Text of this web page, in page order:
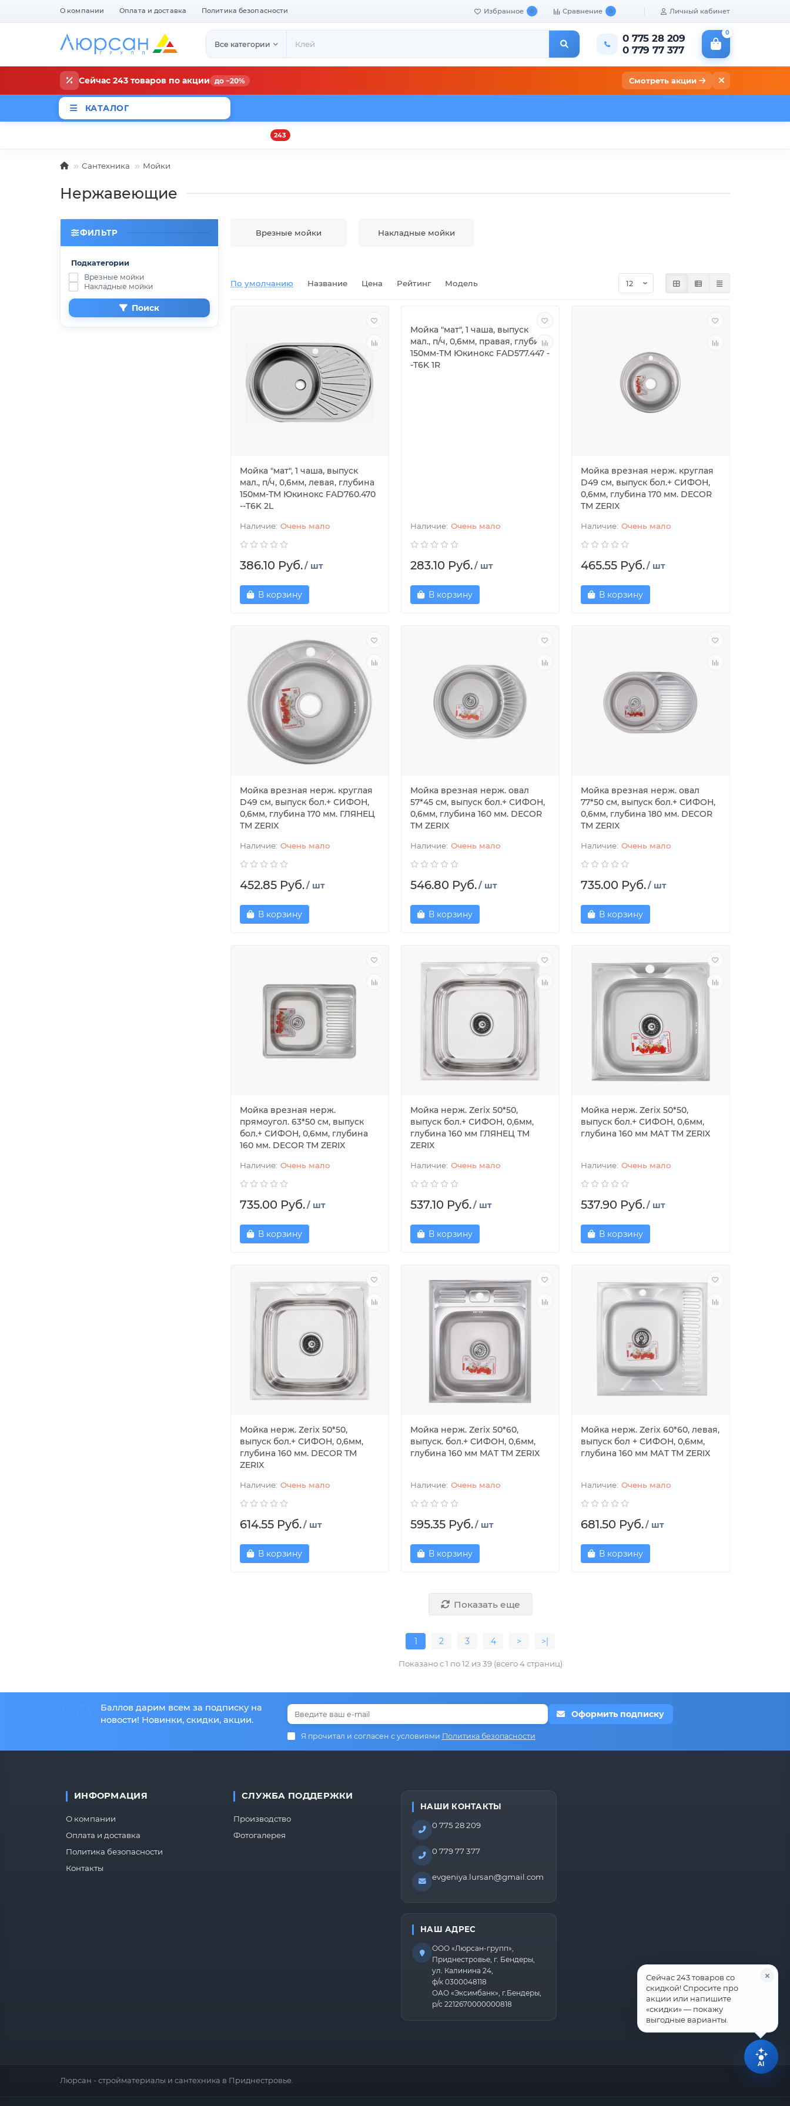
О компании Оплата и доставка Политика безопасности Избранное 0 Сравнение 0 Личный кабинет
Все категории
0 775 28 209
0 779 77 377
0
Сейчас 243 товаров по акции до −20% Смотреть акции
КАТАЛОГ
243
Сантехника Мойки
Нержавеющие
ФИЛЬТР
Подкатегории
Врезные мойки
Накладные мойки
Поиск
Врезные мойки Накладные мойки
По умолчанию Название Цена Рейтинг Модель
Мойка "мат", 1 чаша, выпуск
мал., п/ч, 0,6мм, левая, глубина
150мм-ТМ Юкинокс FAD760.470
--T6K 2L
Очень мало
386.10 Руб./ шт
В корзину
Мойка "мат", 1 чаша, выпуск
мал., п/ч, 0,6мм, правая, глубина
150мм-ТМ Юкинокс FAD577.447 -
-T6K 1R
Очень мало
283.10 Руб./ шт
В корзину
Мойка врезная нерж. круглая
D49 см, выпуск бол.+ СИФОН,
0,6мм, глубина 170 мм. DECOR
ТМ ZERIX
Очень мало
465.55 Руб./ шт
В корзину
Мойка врезная нерж. круглая
D49 см, выпуск бол.+ СИФОН,
0,6мм, глубина 170 мм. ГЛЯНЕЦ
ТМ ZERIX
Очень мало
452.85 Руб./ шт
В корзину
Мойка врезная нерж. овал
57*45 см, выпуск бол.+ СИФОН,
0,6мм, глубина 160 мм. DECOR
ТМ ZERIX
Очень мало
546.80 Руб./ шт
В корзину
Мойка врезная нерж. овал
77*50 см, выпуск бол.+ СИФОН,
0,6мм, глубина 180 мм. DECOR
ТМ ZERIX
Очень мало
735.00 Руб./ шт
В корзину
Мойка врезная нерж.
прямоугол. 63*50 см, выпуск
бол.+ СИФОН, 0,6мм, глубина
160 мм. DECOR ТМ ZERIX
Очень мало
735.00 Руб./ шт
В корзину
Мойка нерж. Zerix 50*50,
выпуск бол.+ СИФОН, 0,6мм,
глубина 160 мм ГЛЯНЕЦ ТМ
ZERIX
Очень мало
537.10 Руб./ шт
В корзину
Мойка нерж. Zerix 50*50,
выпуск бол.+ СИФОН, 0,6мм,
глубина 160 мм МАТ ТМ ZERIX
Очень мало
537.90 Руб./ шт
В корзину
Мойка нерж. Zerix 50*50,
выпуск бол.+ СИФОН, 0,6мм,
глубина 160 мм. DECOR ТМ
ZERIX
Очень мало
614.55 Руб./ шт
В корзину
Мойка нерж. Zerix 50*60,
выпуск. бол.+ СИФОН, 0,6мм,
глубина 160 мм МАТ ТМ ZERIX
Очень мало
595.35 Руб./ шт
В корзину
Мойка нерж. Zerix 60*60, левая,
выпуск бол + СИФОН, 0,6мм,
глубина 160 мм МАТ ТМ ZERIX
Очень мало
681.50 Руб./ шт
В корзину
Показать еще
1 2 3 4 > >|
Показано с 1 по 12 из 39 (всего 4 страниц)
Баллов дарим всем за подписку на
новости! Новинки, скидки, акции.
Оформить подписку
Я прочитал и согласен с условиями Политика безопасности
ИНФОРМАЦИЯ
О компании
Оплата и доставка
Политика безопасности
Контакты
СЛУЖБА ПОДДЕРЖКИ
Производство
Фотогалерея
НАШИ КОНТАКТЫ
0 775 28 209
0 779 77 377
evgeniya.lursan@gmail.com
НАШ АДРЕС
ООО «Люрсан-групп»,
Приднестровье, г. Бендеры,
ул. Калинина 24,
ф/к 0300048118
ОАО «Эксимбанк», г.Бендеры,
р/с 2212670000000818
Люрсан - стройматериалы и сантехника в Приднестровье.
Сейчас 243 товаров со
скидкой! Спросите про
акции или напишите
«скидки» — покажу
выгодные варианты.
AI